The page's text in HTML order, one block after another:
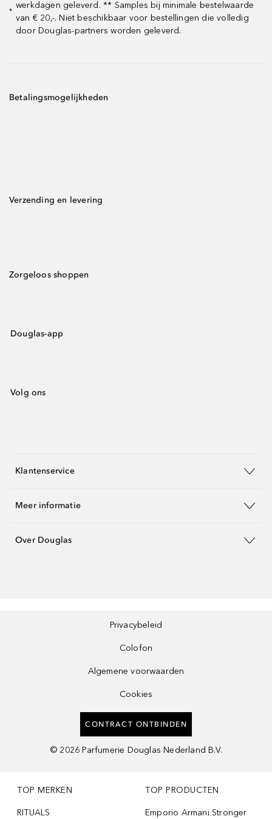
*
werkdagen geleverd. ** Samples bij minimale bestelwaarde
van € 20,-. Niet beschikbaar voor bestellingen die volledig
door Douglas-partners worden geleverd.
Betalingsmogelijkheden
Verzending en levering
Zorgeloos shoppen
Douglas-app
Volg ons
Klantenservice
Meer informatie
Over Douglas
Privacybeleid
Colofon
Algemene voorwaarden
Cookies
CONTRACT ONTBINDEN
© 2026 Parfumerie Douglas Nederland B.V.
TOP MERKEN
RITUALS
TOP PRODUCTEN
Emporio Armani Stronger